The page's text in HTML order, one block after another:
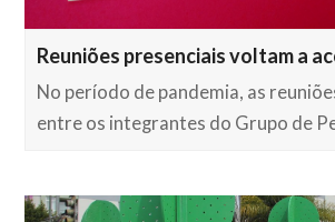
Reuniões presenciais voltam a
No período de pandemia, as
entre os integrantes do Grupo de